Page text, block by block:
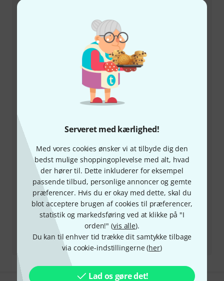
Serveret med kærlighed!
Med vores cookies ønsker vi at tilbyde dig den
bedst mulige shoppingoplevelse med alt, hvad
der hører til. Dette inkluderer for eksempel
passende tilbud, personlige annoncer og gemte
præferencer. Hvis du er okay med dette, skal du
blot acceptere brugen af cookies til præferencer,
statistik og markedsføring ved at klikke på "I
orden!" (vis alle).
Du kan til enhver tid trække dit samtykke tilbage
via cookie-indstillingerne (her)
Lad os gøre det!
+45-78150202
Vores kundeservice står klar til at hjælpe, hvis du har
spørgsmål eller problemer efter dit køb.
Hav dit kundenummer parat
Åbningstider (CEST - Centraleuropæisk
Aftal opringning
Flere kontaktmuligheder
Returvare
All kontakter